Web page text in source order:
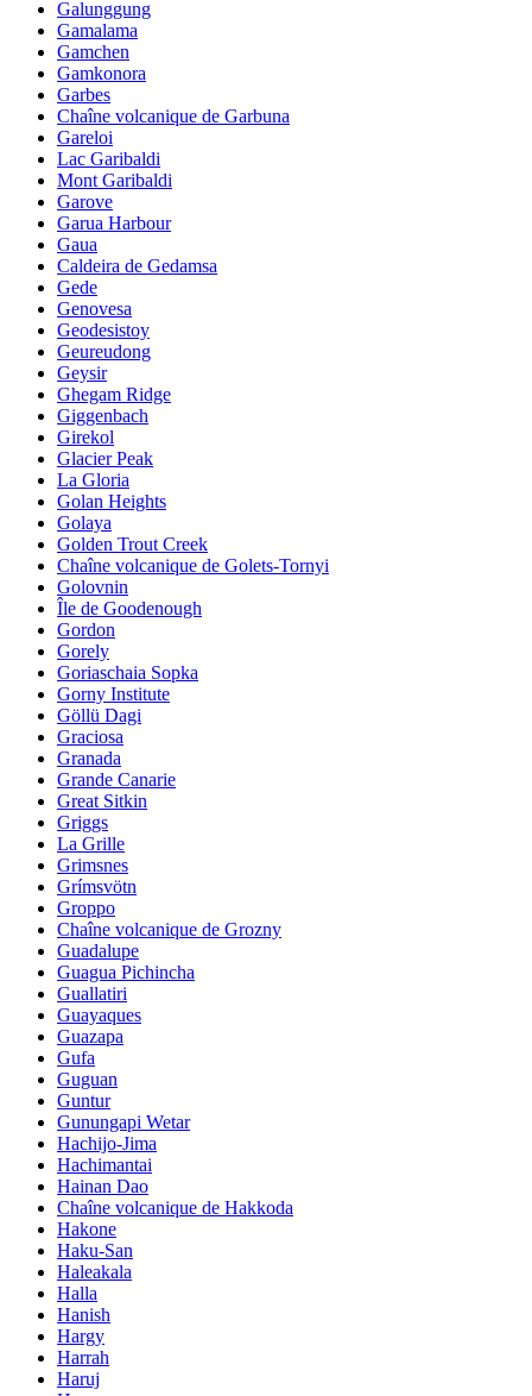
Galunggung
Gamalama
Gamchen
Gamkonora
Garbes
Chaîne volcanique de Garbuna
Gareloi
Lac Garibaldi
Mont Garibaldi
Garove
Garua Harbour
Gaua
Caldeira de Gedamsa
Gede
Genovesa
Geodesistoy
Geureudong
Geysir
Ghegam Ridge
Giggenbach
Girekol
Glacier Peak
La Gloria
Golan Heights
Golaya
Golden Trout Creek
Chaîne volcanique de Golets-Tornyi
Golovnin
Île de Goodenough
Gordon
Gorely
Goriaschaia Sopka
Gorny Institute
Göllü Dagi
Graciosa
Granada
Grande Canarie
Great Sitkin
Griggs
La Grille
Grimsnes
Grímsvötn
Groppo
Chaîne volcanique de Grozny
Guadalupe
Guagua Pichincha
Guallatiri
Guayaques
Guazapa
Gufa
Guguan
Guntur
Gunungapi Wetar
Hachijo-Jima
Hachimantai
Hainan Dao
Chaîne volcanique de Hakkoda
Hakone
Haku-San
Haleakala
Halla
Hanish
Hargy
Harrah
Haruj